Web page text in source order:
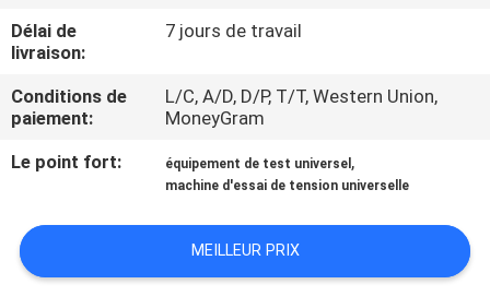
CONTACTEZ-
NOUS
DEMANDEZ
UNE
PLAN
Délai de
livraison:
7 jours de travail
Conditions de
paiement:
L/C, A/D, D/P, T/T, Western Union,
MoneyGram
Le point fort:
équipement de test universel ,
machine d'essai de tension universelle
MEILLEUR PRIX